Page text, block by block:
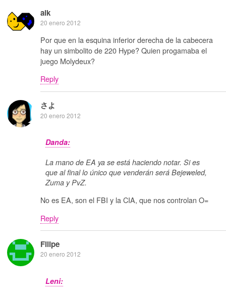
alk
20 enero 2012
Por que en la esquina inferior derecha de la cabecera
hay un simbolito de 220 Hype? Quien progamaba el
juego Molydeux?
Reply
さよ
20 enero 2012
Danda:
La mano de EA ya se está haciendo notar. Si es
que al final lo único que venderán será Bejeweled,
Zuma y PvZ.
No es EA, son el FBI y la CIA, que nos controlan O=
Reply
Filipe
20 enero 2012
Leni: